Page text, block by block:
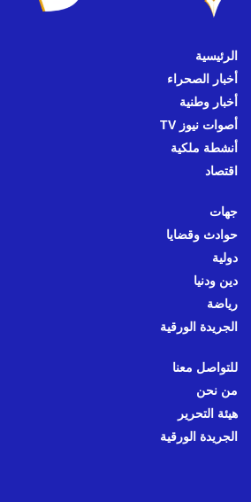
الرئيسية
أخبار الصحراء
أخبار وطنية
أصوات نيوز TV
أنشطة ملكية
اقتصاد
جهات
حوادث وقضايا
دولية
دين ودنيا
رياضة
الجريدة الورقية
للتواصل معنا
من نحن
هيئة التحرير
الجريدة الورقية